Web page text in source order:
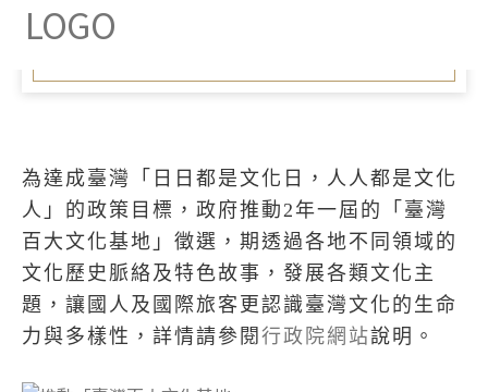
考！
為達成臺灣「日日都是文化日，人人都是文化
人」的政策目標，政府推動2年一屆的「臺灣
百大文化基地」徵選，期透過各地不同領域的
文化歷史脈絡及特色故事，發展各類文化主
題，讓國人及國際旅客更認識臺灣文化的生命
力與多樣性，詳情請參閱 行政院網站說明。